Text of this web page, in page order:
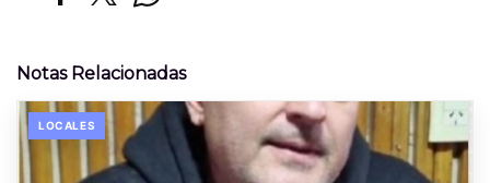
Notas Relacionadas
LOCALES